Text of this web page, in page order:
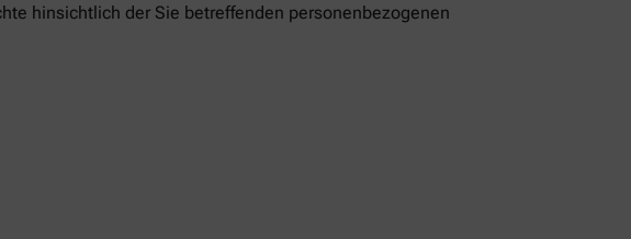
hinsichtlich der Sie betreffenden personenbezogenen